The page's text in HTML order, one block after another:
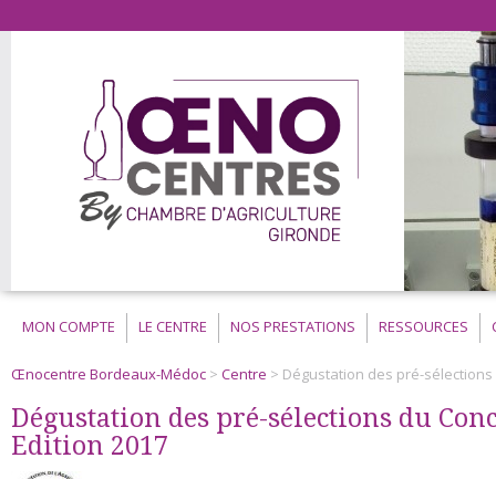
MON COMPTE LE CENTRE NOS PRESTATIONS RESSOURCES
Œnocentre Bordeaux-Médoc > Centre > Dégustation des pré-
Dégustation des pré-sélections du
Edition 2017